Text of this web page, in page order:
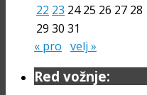
22 23 24 25 26 27 28
29 30 31
« pro velj »
Red vožnje: